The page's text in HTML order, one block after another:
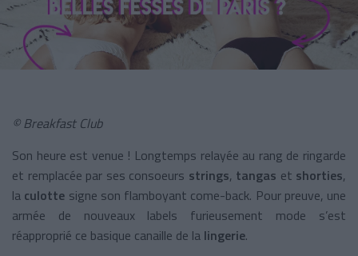
© Breakfast Club
Son heure est venue ! Longtemps relayée au rang de ringarde
et remplacée par ses consoeurs strings, tangas et shorties,
la culotte signe son flamboyant come-back. Pour preuve, une
armée de nouveaux labels furieusement mode s’est
réapproprié ce basique canaille de la lingerie.